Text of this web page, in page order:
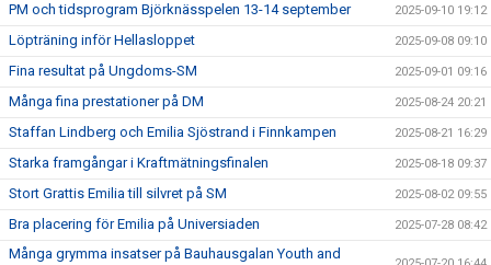
PM och tidsprogram Björknässpelen 13-14 september 2025-09-10 19:12
Löpträning inför Hellasloppet 2025-09-08 09:10
Fina resultat på Ungdoms-SM 2025-09-01 09:16
Många fina prestationer på DM 2025-08-24 20:21
Staffan Lindberg och Emilia Sjöstrand i Finnkampen 2025-08-21 16:29
Starka framgångar i Kraftmätningsfinalen 2025-08-18 09:37
Stort Grattis Emilia till silvret på SM 2025-08-02 09:55
Bra placering för Emilia på Universiaden 2025-07-28 08:42
Många grymma insatser på Bauhausgalan Youth and